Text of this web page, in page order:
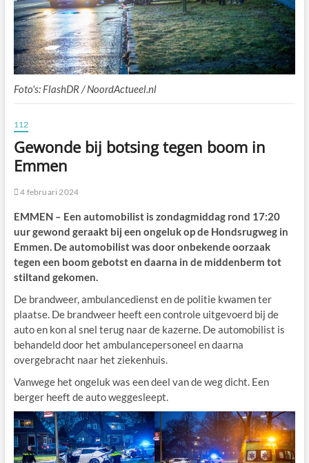
Foto's: FlashDR / NoordActueel.nl
112
Gewonde bij botsing tegen boom in
Emmen
4 februari 2024
EMMEN – Een automobilist is zondagmiddag rond 17:20
uur gewond geraakt bij een ongeluk op de Hondsrugweg in
Emmen. De automobilist was door onbekende oorzaak
tegen een boom gebotst en daarna in de middenberm tot
stiltand gekomen.
De brandweer, ambulancedienst en de politie kwamen ter
plaatse. De brandweer heeft een controle uitgevoerd bij de
auto en kon al snel terug naar de kazerne. De automobilist is
behandeld door het ambulancepersoneel en daarna
overgebracht naar het ziekenhuis.
Vanwege het ongeluk was een deel van de weg dicht. Een
berger heeft de auto weggesleept.